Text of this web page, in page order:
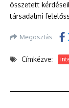
összetett
társadalmi
Megosztás
Címkézve: